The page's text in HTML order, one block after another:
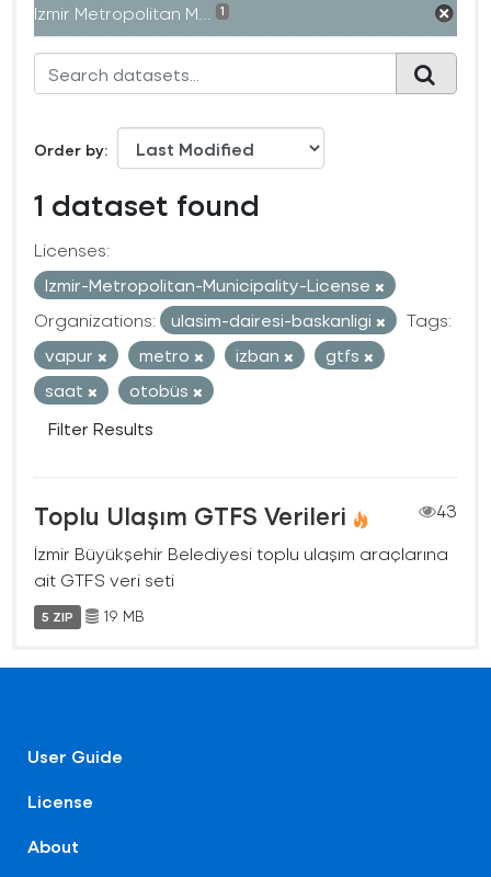
Izmir Metropolitan M... 1
Order by
1 dataset found
Licenses:
Izmir-Metropolitan-Municipality-License
Organizations:
ulasim-dairesi-baskanligi
Tags:
vapur
metro izban
gtfs
saat
otobüs
Filter Results
Toplu Ulaşım GTFS Verileri
43
İzmir Büyükşehir Belediyesi toplu ulaşım araçlarına
ait GTFS veri seti
5 ZIP 19 MB
User Guide
License
About